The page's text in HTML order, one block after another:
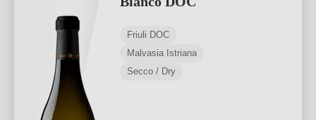
Friuli DOC
Malvasia Istriana
Secco / Dry